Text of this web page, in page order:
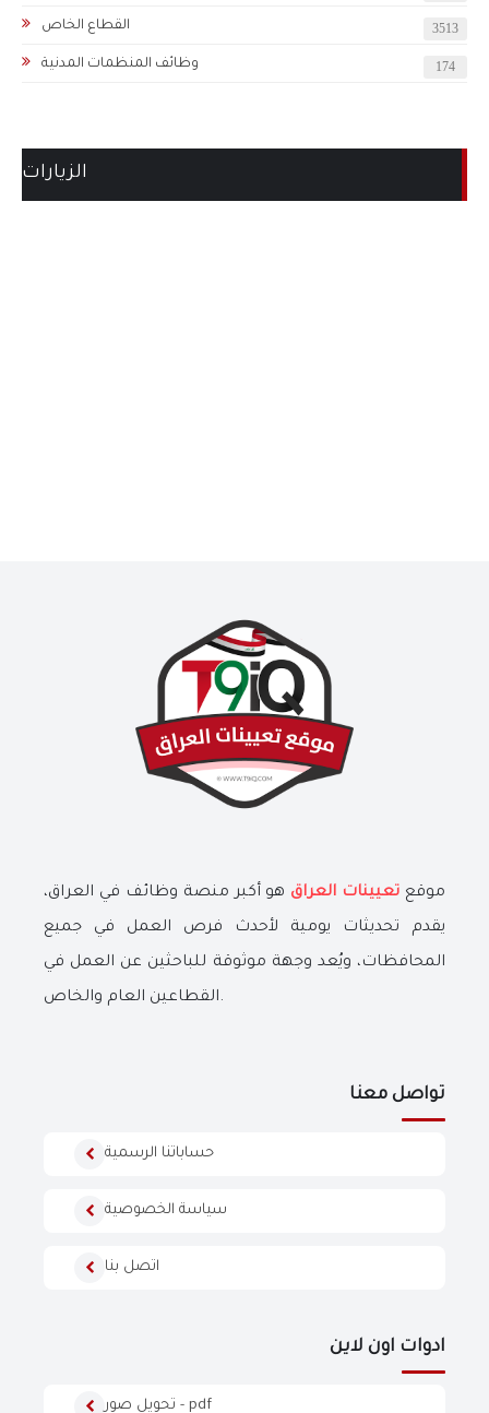
القطاع الخاص 3513
وظائف المنظمات المدنية 174
الزيارات
موقع تعيينات العراق هو أكبر منصة وظائف في العراق،
يقدم تحديثات يومية لأحدث فرص العمل في جميع
المحافظات، ويُعد وجهة موثوقة للباحثين عن العمل في
القطاعين العام والخاص.
تواصل معنا
حساباتنا الرسمية
سياسة الخصوصية
اتصل بنا
ادوات اون لاين
تحويل صور - pdf